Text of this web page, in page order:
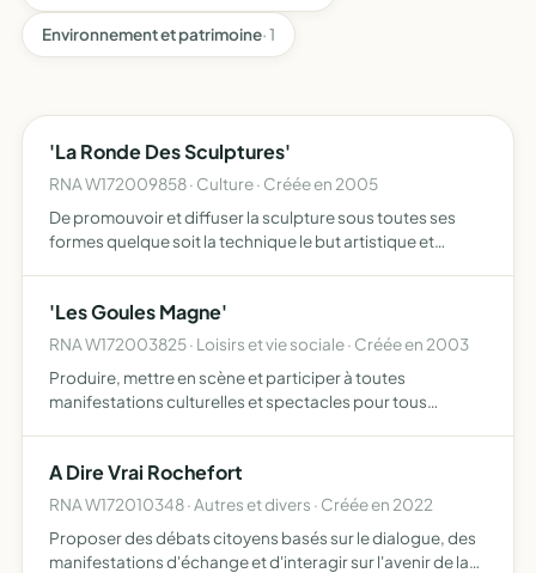
Environnement et patrimoine· 1
'La Ronde Des Sculptures'
RNA W172009858 · Culture · Créée en 2005
De promouvoir et diffuser la sculpture sous toutes ses
formes quelque soit la technique le but artistique et
'Les Goules Magne'
RNA W172003825 · Loisirs et vie sociale · Créée en 2003
Produire, mettre en scène et participer à toutes
manifestations culturelles et spectacles pour tous
l…
A Dire Vrai Rochefort
RNA W172010348 · Autres et divers · Créée en 2022
Proposer des débats citoyens basés sur le dialogue, des
manifestations d'échange et d'interagir sur l'avenir de la